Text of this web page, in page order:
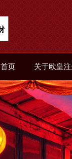
首页 关于欧皇